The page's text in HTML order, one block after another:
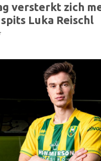
versterkt zich
Luka Reischl